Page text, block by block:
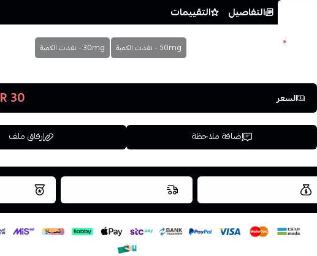
التفاصيل التقييمات
* 50mg - نفدت الكمية 30mg - نفدت الكمية
السعر 30 SAR
إضافة ملاحظة إرفاق ملف
اسحب و افلت الملف هنا
استعراض
العروض والشحن مجاني نتميز